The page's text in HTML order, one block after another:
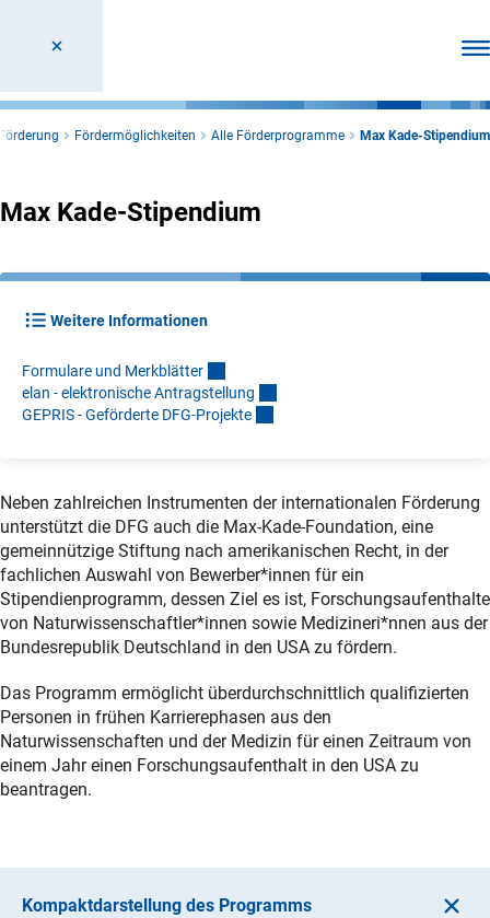
Fördermöglichkeiten Alle Förderprogramme Max Kade-Stipendium
Max Kade-Stipendium
Weitere Informationen
Formulare und Merkblätter
elan - elektronische Antragstellung
GEPRIS - Geförderte DFG-Projekte
Neben zahlreichen Instrumenten der internationalen Förderung
unterstützt die DFG auch die Max-Kade-Foundation, eine
gemeinnützige Stiftung nach amerikanischen Recht, in der
fachlichen Auswahl von Bewerber*innen für ein
Stipendienprogramm, dessen Ziel es ist, Forschungsaufenthalte
von Naturwissenschaftler*innen sowie Medizineri*nnen aus der
Bundesrepublik Deutschland in den USA zu fördern.
Das Programm ermöglicht überdurchschnittlich qualifizierten
Personen in frühen Karrierephasen aus den
Naturwissenschaften und der Medizin für einen Zeitraum von
einem Jahr einen Forschungsaufenthalt in den USA zu
beantragen.
Kompaktdarstellung des Programms